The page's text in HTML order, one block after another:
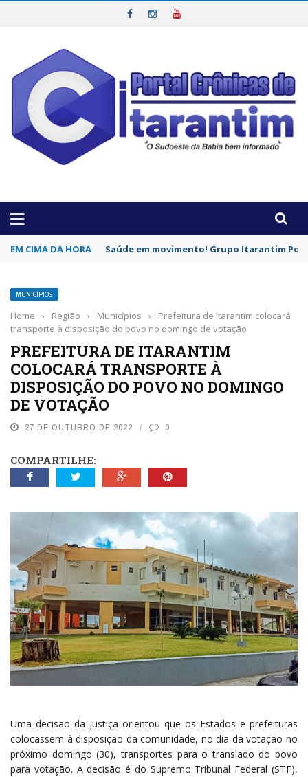
EM CIMA DA HORA Saúde em movimento! Grupo Itarantim
MUNICÍPIOS
Home › Região › Municípios ›
Prefeitura de Itarantim colocará
transporte à disposição do povo no domingo de votação
PREFEITURA DE ITARANTIM
COLOCARÁ TRANSPORTE À
DISPOSIÇÃO DO POVO NO DOMINGO
DE VOTAÇÃO
27 DE OUTUBRO DE 2022 0
COMPARTILHE:
Uma decisão da justiça orientou que os Estados e prefeituras
colocassem à disposição da comunidade, no dia da votação no
próximo domingo (30), transportes para o translado do povo
para votação. A decisão é do Supremo Tribunal Federal (STF),